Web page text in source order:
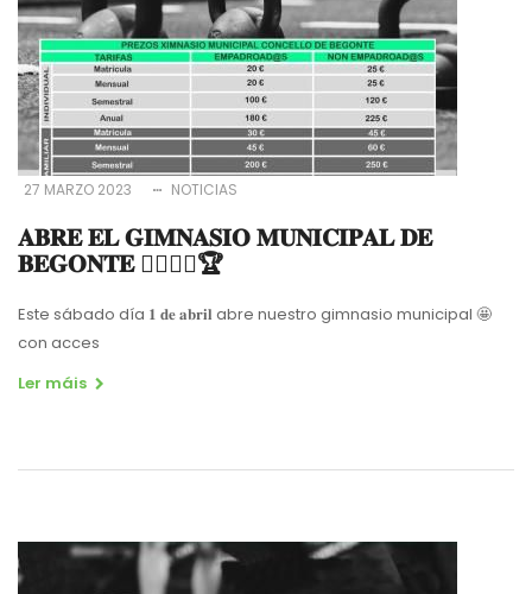
27 MARZO 2023 NOTICIAS
𝐀𝐁𝐑𝐄 𝐄𝐋 𝐆𝐈𝐌𝐍𝐀𝐒𝐈𝐎 𝐌𝐔𝐍𝐈𝐂𝐈𝐏𝐀𝐋 𝐃𝐄
𝐁𝐄𝐆𝐎𝐍𝐓𝐄 🤸‍♀️🏋️‍♀️🏆
Este sábado día 𝟏 𝐝𝐞 𝐚𝐛𝐫𝐢𝐥 abre nuestro gimnasio municipal 🤩
con acces
Ler máis